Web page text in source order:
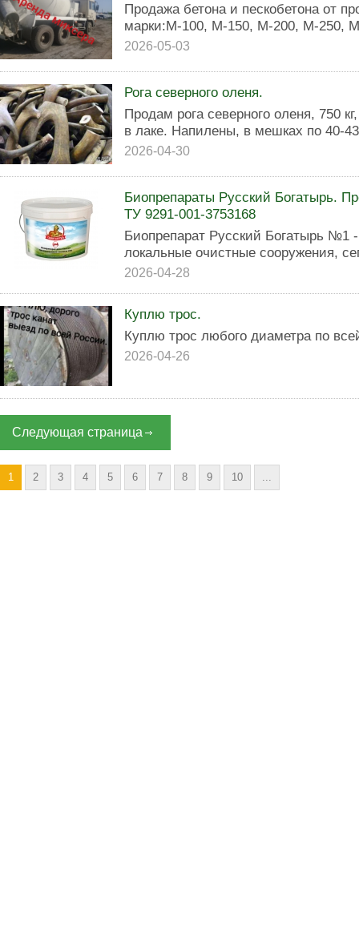
Продажа бетона и пескобетона от
марки:М-100, М-150, М-200, М-250,
2026-05-03
Рога северного оленя.
Продам рога северного оленя, 750
в лаке. Напилены, в мешках по 40-43
2026-04-30
Биопрепараты Русский Богатырь.
ТУ 9291-001-3753168
Биопрепарат Русский Богатырь №1
локальные очистные сооружения,
2026-04-28
Куплю трос.
Куплю трос любого диаметра по
2026-04-26
Следующая страница
1 2 3 4 5 6 7 8 9 10 ...